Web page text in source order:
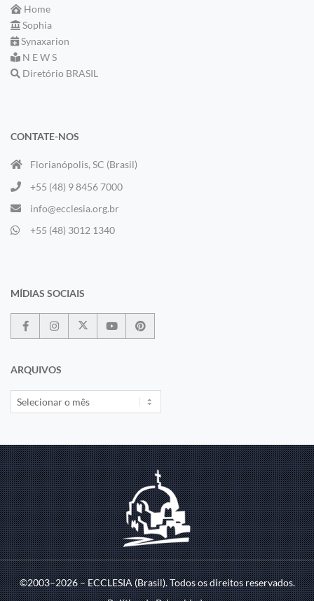
Home
Sophia
Synaxarion
N E W S
Diretório BRASIL
CONTATE-NOS
Florianópolis, SC (Brasil)
+55 (48) 9 8456 7000
info@ecclesia.org.br
+55 (48) 3012 1340
MÍDIAS SOCIAIS
ARQUIVOS
©2003–2026 – ECCLESIA (Brasil). Todos os direitos reservados.